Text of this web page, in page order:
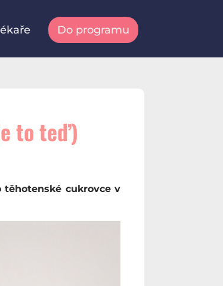
Do programu
to teď)
cukrovce v